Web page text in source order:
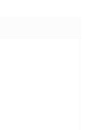
5 hvězdiček.